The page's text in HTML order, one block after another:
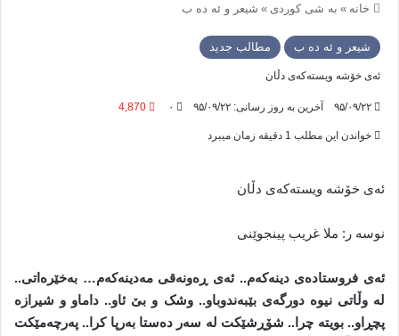
خانه » به شی کوردی » شيعر و ئه ده ب
شيعر و ئه ده ب مطالب جدید
ئەی خۆشە ویستەکەی دڵان
۹۵/۰۹/۲۲ آخرین به روز رسانی: ۹۵/۰۹/۲۲ ۰ 4,870
خواندن این مطلب 1 دقیقه زمان میبرد
ئەی خۆشە ویستەکەی دڵان
نوسه ر: ملا غریب پینجوێنی
ئەی فروستادەی دینەکەم.. ئەی ڕەونەقی مەدینەکەم… بەخێرەاتی..
لە وڵاتی نیوە دورگەی بێبەندوباو.. وشک و بێ ئاو.. داماو و شیرازە
پچڕاو.. بویتە چرا.. شۆڕشێکت لە سەر دەستا بەرپا کرا.. پەرچەمێکت